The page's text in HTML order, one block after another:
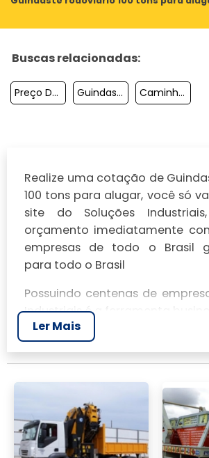
Buscas relacionadas:
Preço De Um Guindaste Guindaste Aluguel Caminhão Munck Guindaste
Realize uma cotação de
100 tons para alugar, você só
site do Soluções
orçamento imediatamente
empresas de todo o Brasil
para todo o Brasil
Possuindo centenas de
Industriais é a ferramenta
mais completo da área
realizar um orçamento de
rodoviário 100 tons para
ou mais dos anuciantes a seguir:
Ler Mais